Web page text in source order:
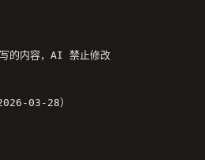
内容，AI 禁止修改
03-28）